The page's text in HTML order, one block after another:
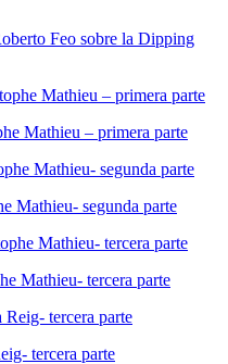
Feo sobre la Dipping
Mathieu – primera parte
Mathieu- segunda parte
Mathieu- tercera parte
tercera parte